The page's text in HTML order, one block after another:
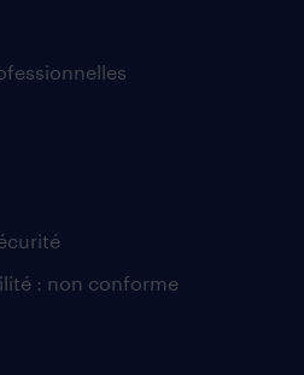
: non conforme